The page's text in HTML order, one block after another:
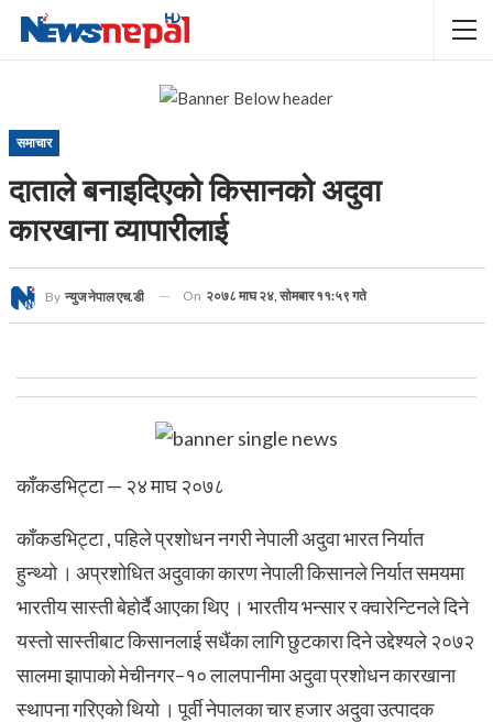
समाचार
दाताले बनाइदिएको किसानको अदुवा
कारखाना व्यापारीलाई
By न्युज नेपाल एच.डी On २०७८ माघ २४, सोमबार ११:५९ गते
काँकडभिट्टा — २४ माघ २०७८
काँकडभिट्टा , पहिले प्रशोधन नगरी नेपाली अदुवा भारत निर्यात
हुन्थ्यो । अप्रशोधित अदुवाका कारण नेपाली किसानले निर्यात समयमा
भारतीय सास्ती बेहोर्दै आएका थिए । भारतीय भन्सार र क्वारेन्टिनले दिने
यस्तो सास्तीबाट किसानलाई सधैंका लागि छुटकारा दिने उद्देश्यले २०७२
सालमा झापाको मेचीनगर–१० लालपानीमा अदुवा प्रशोधन कारखाना
स्थापना गरिएको थियो ।पूर्वी नेपालका चार हजार अदुवा उत्पादक